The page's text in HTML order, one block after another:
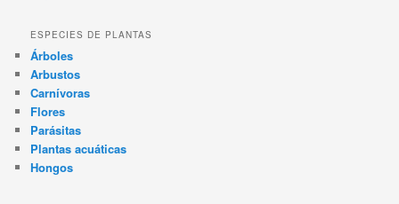
ESPECIES DE PLANTAS
Árboles
Arbustos
Carnívoras
Flores
Parásitas
Plantas acuáticas
Hongos